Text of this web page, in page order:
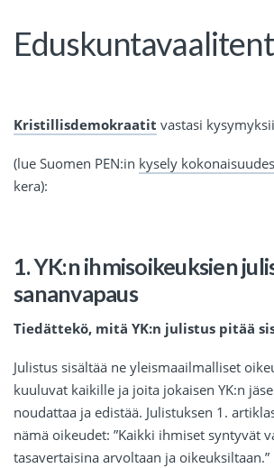
Kristillisdemokraatit vastasi
(lue Suomen PEN:in kysely
kera):
1. YK:n ihmisoikeuksien
sananvapaus
Tiedättekö, mitä YK:n julistus pitää
Julistus sisältää ne yleismaailmalliset
kuuluvat kaikille ja joita jokaisen YK:n
noudattaa ja edistää. Julistuksen 1.
nämä oikeudet: ”Kaikki ihmiset syntyvät
tasavertaisina arvoltaan ja oikeuksiltaan.”